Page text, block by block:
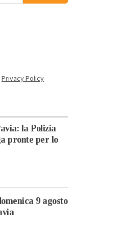
Privacy Policy
la Polizia
pronte per lo
9 agosto